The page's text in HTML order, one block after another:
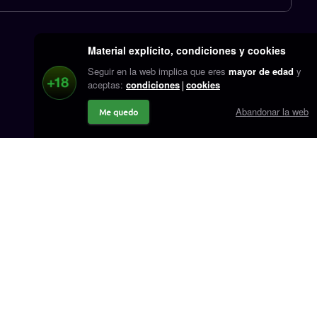
Material explícito, condiciones y cookies
Seguir en la web implica que eres mayor de edad y
aceptas: condiciones cookies
Me quedo Abandonar la web